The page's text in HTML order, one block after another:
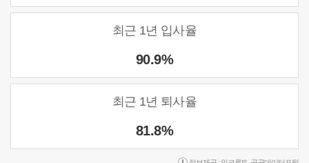
최근 1년 입사율
90.9%
최근 1년 퇴사율
81.8%